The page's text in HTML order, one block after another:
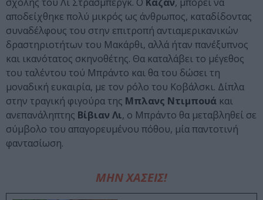
αποδείχθηκε πολύ μικρός ως άνθρωπος, καταδίδοντας
συναδέλφους του στην επιτροπή αντιαμερικανικών
δραστηριοτήτων του Μακάρθι, αλλά ήταν πανέξυπνος
και ικανότατος σκηνοθέτης. Θα καταλάβει το μέγεθος
του ταλέντου τού Μπράντο και θα του δώσει τη
μοναδική ευκαιρία, με τον ρόλο του Κοβάλσκι. Δίπλα
στην τραγική φιγούρα της Μπλανς Ντιμπουά και
ανεπανάληπτης Βίβιαν Λι, ο Μπράντο θα μεταβληθεί σε
σύμβολο του απαγορευμένου πόθου, μία παντοτινή
φαντασίωση.
ΜΗΝ ΧΑΣΕΙΣ!